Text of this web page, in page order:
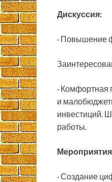
Дискуссия:
· Повышение
· Комфортная
и
инвестиций.
работы.
· Создание